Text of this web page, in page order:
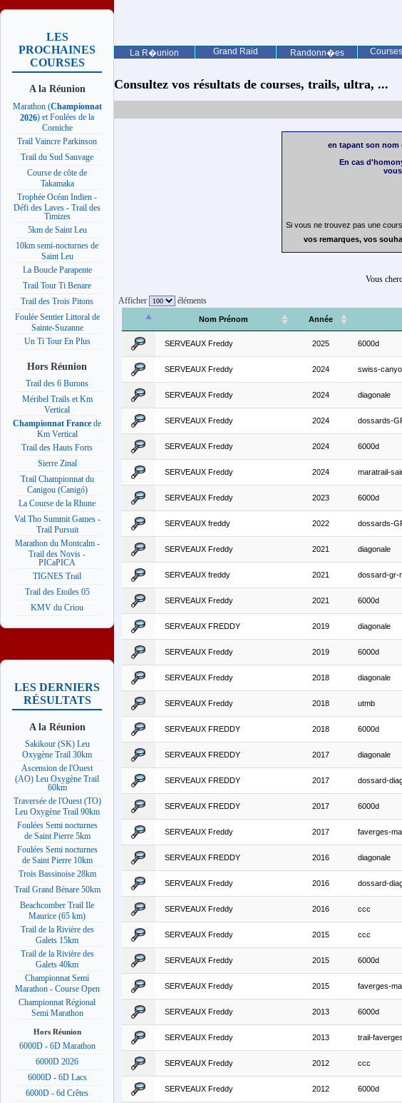
La R�union Grand Raid Randonn�es
LES
PROCHAINES
COURSES
A la Réunion
Marathon (Championnat
2026) et Foulées de la
Corniche
Trail Vaincre Parkinson
Trail du Sud Sauvage
Course de côte de
Takamaka
Trophée Océan Indien -
Défi des Laves - Trail des
Timizes
5km de Saint Leu
10km semi-nocturnes de
Saint Leu
La Boucle Parapente
Trail Tour Ti Benare
Trail des Trois Pitons
Foulée Sentier Littoral de
Sainte-Suzanne
Un Ti Tour En Plus
Hors Réunion
Trail des 6 Burons
Méribel Trails et Km
Vertical
Championnat France de
Km Vertical
Trail des Hauts Forts
Sierre Zinal
Trail Championnat du
Canigou (Canigó)
La Course de la Rhune
Val Tho Summit Games -
Trail Pursuit
Marathon du Montcalm -
Trail des Novis -
PICaPICA
TIGNES Trail
Trail des Etoiles 05
KMV du Criou
LES DERNIERS
RÉSULTATS
A la Réunion
Sakikour (SK) Leu
Oxygène Trail 30km
Ascension de l'Ouest
(AO) Leu Oxygène Trail
60km
Traversée de l'Ouest (TO)
Leu Oxygène Trail 90km
Foulées Semi nocturnes
de Saint Pierre 5km
Foulées Semi nocturnes
de Saint Pierre 10km
Trois Bassinoise 28km
Trail Grand Bénare 50km
Beachcomber Trail Ile
Maurice (65 km)
Trail de la Rivière des
Galets 15km
Trail de la Rivière des
Galets 40km
Championnat Semi
Marathon - Course Open
Championnat Régional
Semi Marathon
Hors Réunion
6000D - 6D Marathon
6000D 2026
6000D - 6D Lacs
6000D - 6d Crêtes
Consultez vos résultats de courses, trails, ultra, ...
en tapant son nom
En cas
Si vous ne trouvez pas une
vos remarques, vos
Vous
Afficher éléments
Nom Prénom Année
SERVEAUX Freddy 2025 6000d
SERVEAUX Freddy 2024 swiss-
SERVEAUX Freddy 2024 diagonale
SERVEAUX Freddy 2024 dossards-
SERVEAUX Freddy 2024 6000d
SERVEAUX Freddy 2024 maratrail-
SERVEAUX Freddy 2023 6000d
SERVEAUX freddy 2022 dossards-
SERVEAUX Freddy 2021 diagonale
SERVEAUX freddy 2021 dossard-gr-
SERVEAUX Freddy 2021 6000d
SERVEAUX FREDDY 2019 diagonale
SERVEAUX Freddy 2019 6000d
SERVEAUX Freddy 2018 diagonale
SERVEAUX Freddy 2018 utmb
SERVEAUX FREDDY 2018 6000d
SERVEAUX FREDDY 2017 diagonale
SERVEAUX FREDDY 2017 dossard-
SERVEAUX FREDDY 2017 6000d
SERVEAUX Freddy 2017 faverges-
SERVEAUX FREDDY 2016 diagonale
SERVEAUX Freddy 2016 dossard-
SERVEAUX Freddy 2016 ccc
SERVEAUX Freddy 2015 ccc
SERVEAUX Freddy 2015 6000d
SERVEAUX Freddy 2015 faverges-
SERVEAUX Freddy 2013 6000d
SERVEAUX Freddy 2013 trail-
SERVEAUX Freddy 2012 ccc
SERVEAUX Freddy 2012 6000d